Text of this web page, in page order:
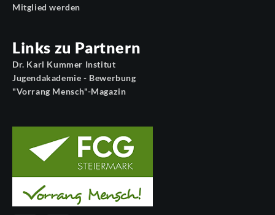
Mitglied werden
Links zu Partnern
Dr. Karl Kummer Institut
Jugendakademie - Bewerbung
"Vorrang Mensch"-Magazin